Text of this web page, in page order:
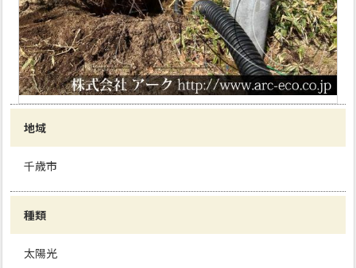
地域
千歳市
種類
太陽光